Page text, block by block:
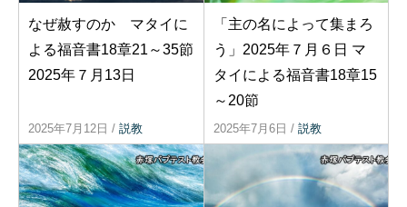
なぜ赦すのか マタイに
よる福音書18章21～35節
2025年７月13日
2025年7月12日 / 説教
「主の名によって集まろ
う」2025年７月６日 マ
タイによる福音書18章15
～20節
2025年7月6日 / 説教